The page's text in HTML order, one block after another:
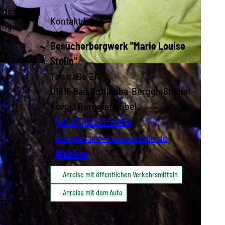
der
Kontaktdaten
Besucherbergwerk "Marie Louise
Stolln"
Talstraße 2A
01816Bad Gottleuba-Berggießhübel-
Kurort Berggießhübel
(0049) 35023 52980
info@marie-louise-stolln.de
Website
Anreise mit öffentlichen Verkehrsmitteln
Anreise mit dem Auto